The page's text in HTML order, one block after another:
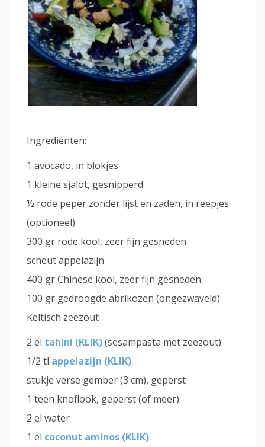
Ingrediënten:
1 avocado, in blokjes
1 kleine sjalot, gesnipperd
½ rode peper zonder lijst en zaden, in reepjes
(optioneel)
300 gr rode kool, zeer fijn gesneden
scheut appelazijn
400 gr Chinese kool, zeer fijn gesneden
100 gr gedroogde abrikozen (ongezwaveld)
Keltisch zeezout
2 el tahini (KLIK)(sesampasta met zeezout)
1/2 tl appelazijn (KLIK)
stukje verse gember (3 cm), geperst
1 teen knoflook, geperst (of meer)
2 el water
1 el coconut aminos (KLIK)